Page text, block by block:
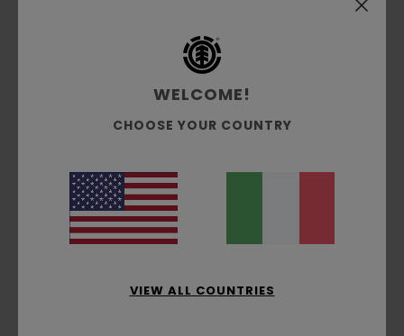
collezione Element x Timber
Collo:Girocollo
Maniche:maniche corte
Marcatura:stampa a base d'acqua su petto
WELCOME!
CHOOSE YOUR COUNTRY
VIEW ALL COUNTRIES